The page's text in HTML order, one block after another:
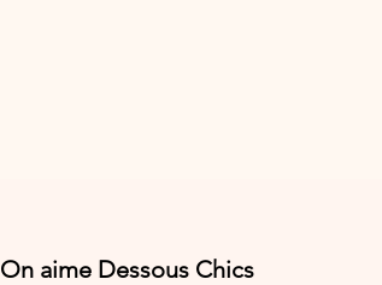
On aime Dessous Chics